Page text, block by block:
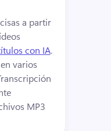
a partir
con IA.
varios
MP3